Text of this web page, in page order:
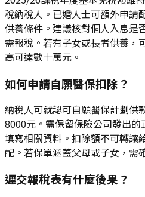
稅納稅人。已婚人士可額外申請
供養條件。建議核對個人入息是
需報稅。若有子女或長者供養，
高可達數十萬元。
如何申請自願醫保扣除？
納稅人可就認可自願醫保計劃供
8000元。需保留保險公司發出
填寫相關資料。扣除額不可轉讓
配。若保單涵蓋父母或子女，需
遲交報稅表有什麼後果？